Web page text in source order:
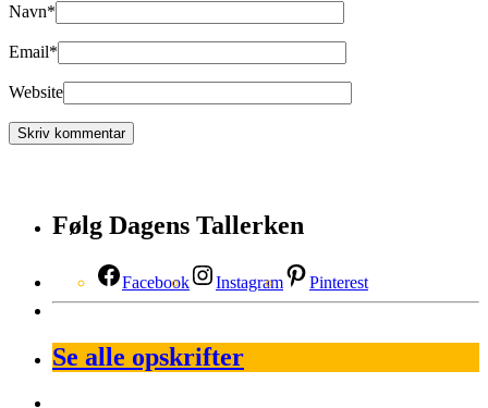
Navn*
Email*
Website
Følg Dagens Tallerken
Facebook Instagram Pinterest
Se alle opskrifter